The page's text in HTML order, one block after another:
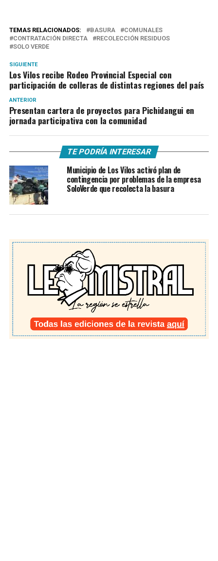
TEMAS RELACIONADOS: BASURA
COMUNALES
CONTRATACIÓN DIRECTA
RECOLECCIÓN RESIDUOS
SOLO VERDE
SIGUIENTE
Los Vilos recibe Rodeo Provincial Especial con
participación de colleras de distintas regiones del país
ANTERIOR
Presentan cartera de proyectos para Pichidangui en
jornada participativa con la comunidad
TE PODRÍA INTERESAR
Municipio de Los Vilos activó plan de
contingencia por problemas de la empresa
SoloVerde que recolecta la basura